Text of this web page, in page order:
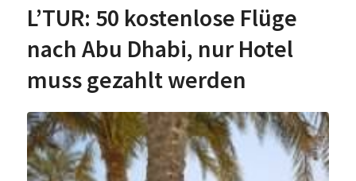
L’TUR: 50 kostenlose Flüge
nach Abu Dhabi, nur Hotel
muss gezahlt werden